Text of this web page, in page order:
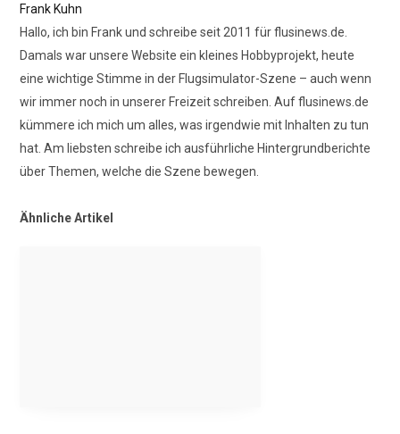
Frank Kuhn
Hallo, ich bin Frank und schreibe seit 2011 für flusinews.de.
Damals war unsere Website ein kleines Hobbyprojekt, heute
eine wichtige Stimme in der Flugsimulator-Szene – auch wenn
wir immer noch in unserer Freizeit schreiben. Auf flusinews.de
kümmere ich mich um alles, was irgendwie mit Inhalten zu tun
hat. Am liebsten schreibe ich ausführliche Hintergrundberichte
über Themen, welche die Szene bewegen.
Ähnliche Artikel